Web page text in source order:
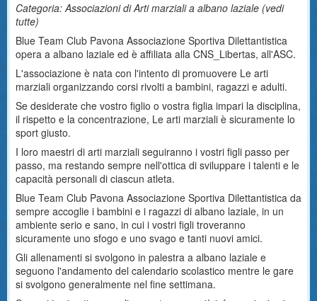
Categoria: Associazioni di Arti marziali a albano laziale (vedi
tutte)
Blue Team Club Pavona Associazione Sportiva Dilettantistica
opera a albano laziale ed è affiliata alla CNS_Libertas, all'ASC.
L'associazione è nata con l'intento di promuovere Le arti
marziali organizzando corsi rivolti a bambini, ragazzi e adulti.
Se desiderate che vostro figlio o vostra figlia impari la disciplina,
il rispetto e la concentrazione, Le arti marziali è sicuramente lo
sport giusto.
I loro maestri di arti marziali seguiranno i vostri figli passo per
passo, ma restando sempre nell'ottica di sviluppare i talenti e le
capacità personali di ciascun atleta.
Blue Team Club Pavona Associazione Sportiva Dilettantistica da
sempre accoglie i bambini e i ragazzi di albano laziale, in un
ambiente serio e sano, in cui i vostri figli troveranno
sicuramente uno sfogo e uno svago e tanti nuovi amici.
Gli allenamenti si svolgono in palestra a albano laziale e
seguono l'andamento del calendario scolastico mentre le gare
si svolgono generalmente nel fine settimana.